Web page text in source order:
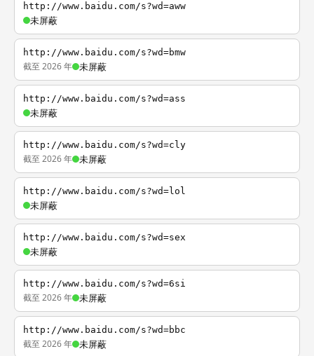
http://www.baidu.com/s?wd=aww
未屏蔽
http://www.baidu.com/s?wd=bmw
截至 2026 年 未屏蔽
http://www.baidu.com/s?wd=ass
未屏蔽
http://www.baidu.com/s?wd=cly
截至 2026 年 未屏蔽
http://www.baidu.com/s?wd=lol
未屏蔽
http://www.baidu.com/s?wd=sex
未屏蔽
http://www.baidu.com/s?wd=6si
截至 2026 年 未屏蔽
http://www.baidu.com/s?wd=bbc
截至 2026 年 未屏蔽